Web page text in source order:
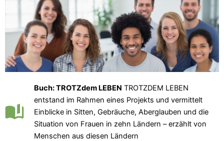
Buch: TROTZdem LEBEN TROTZDEM LEBEN
entstand im Rahmen eines Projekts und vermittelt
Einblicke in Sitten, Gebräuche, Aberglauben und die
Situation von Frauen in zehn Ländern – erzählt von
Menschen aus diesen Ländern